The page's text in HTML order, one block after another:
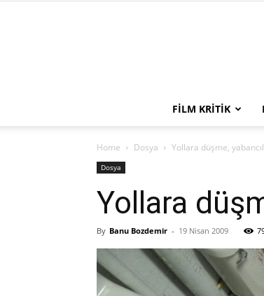
FILM KRITIK
Home Dosya Yollara düşme,
Dosya
Yollara
By Banu Bozdemir - 19 Nisan 2009